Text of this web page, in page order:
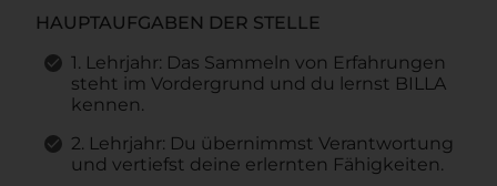
HAUPTAUFGABEN DER STELLE
1. Lehrjahr: Das Sammeln von Erfahrungen
steht im Vordergrund und du lernst BILLA
kennen.
2. Lehrjahr: Du übernimmst Verantwortung
und vertiefst deine erlernten Fähigkeiten.